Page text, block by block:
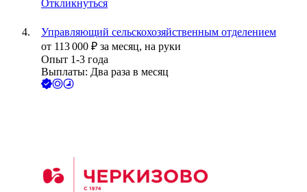
Откликнуться
Управляющий сельскохозяйственным отделением
от 113 000 ₽ за месяц, на руки
Опыт 1-3 года
Выплаты: Два раза в месяц